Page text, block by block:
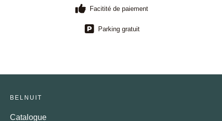
Facitité de paiement
Parking gratuit
BELNUIT
Catalogue